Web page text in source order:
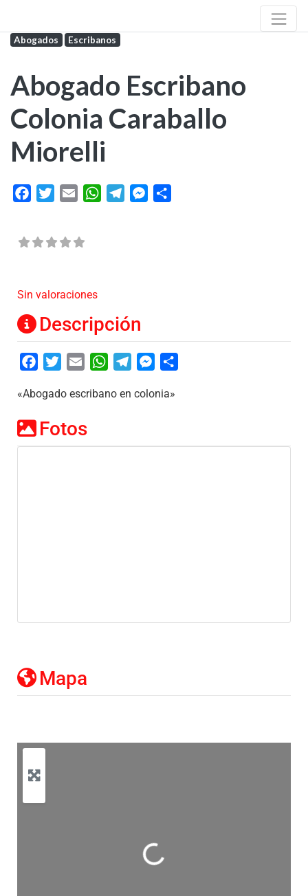
Abogados Escribanos
Abogado Escribano
Colonia Caraballo
Miorelli
FacebookTwitterEmail WhatsAppTelegramMessenger
Sin valoraciones
Descripción
FacebookTwitterEmail WhatsAppTelegramMessenger
«Abogado escribano en colonia»
Fotos
Mapa
Cargando…